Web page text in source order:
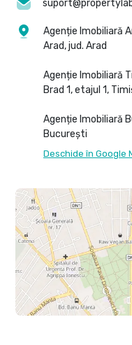
Agenție Imobiliară
Arad, jud. Arad
Agenție Imobiliară
Brad 1, etajul 1,
Agenție Imobiliară
București
Deschide în Google